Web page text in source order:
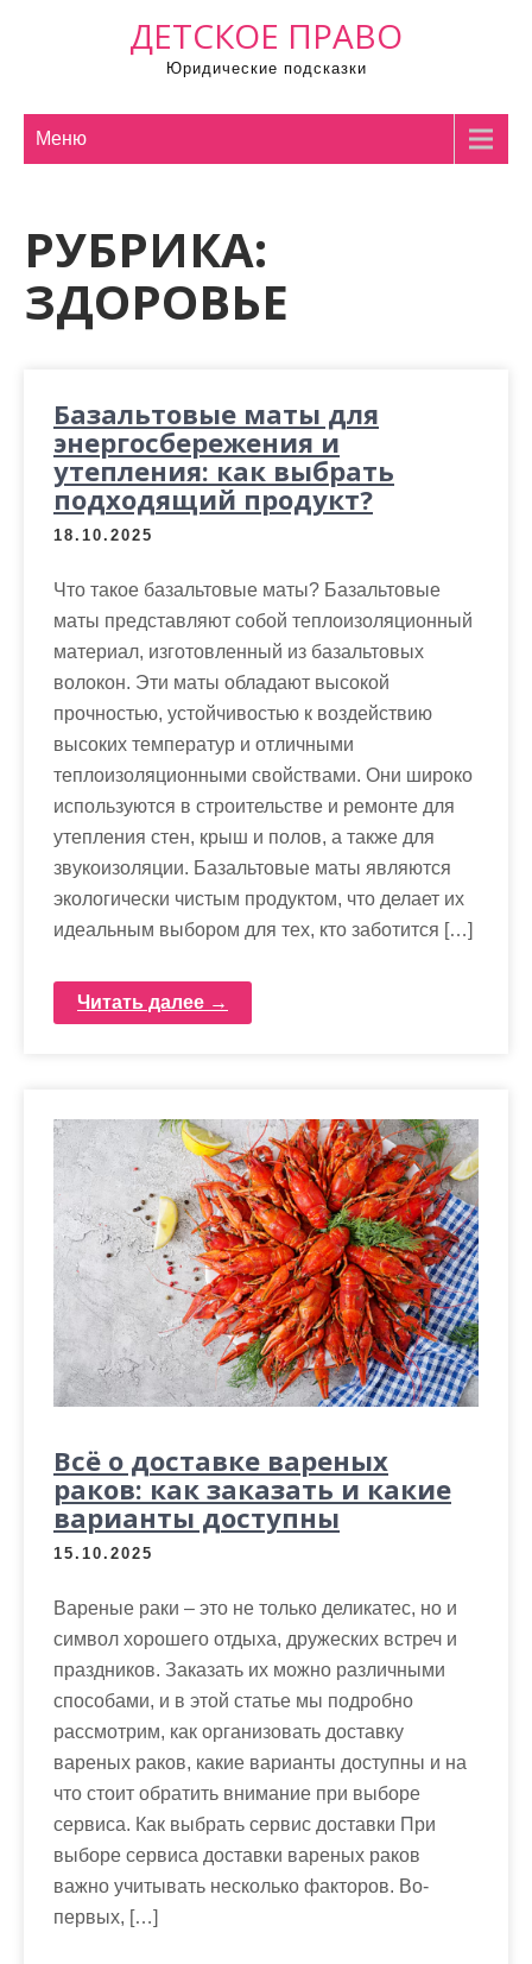
ДЕТСКОЕ ПРАВО
Юридические подсказки
Меню
РУБРИКА:
ЗДОРОВЬЕ
Базальтовые маты для
энергосбережения и
утепления: как выбрать
подходящий продукт?
18.10.2025
Что такое базальтовые маты? Базальтовые
маты представляют собой теплоизоляционный
материал, изготовленный из базальтовых
волокон. Эти маты обладают высокой
прочностью, устойчивостью к воздействию
высоких температур и отличными
теплоизоляционными свойствами. Они широко
используются в строительстве и ремонте для
утепления стен, крыш и полов, а также для
звукоизоляции. Базальтовые маты являются
экологически чистым продуктом, что делает их
идеальным выбором для тех, кто заботится […]
Читать далее →
Всё о доставке вареных
раков: как заказать и какие
варианты доступны
15.10.2025
Вареные раки – это не только деликатес, но и
символ хорошего отдыха, дружеских встреч и
праздников. Заказать их можно различными
способами, и в этой статье мы подробно
рассмотрим, как организовать доставку
вареных раков, какие варианты доступны и на
что стоит обратить внимание при выборе
сервиса. Как выбрать сервис доставки При
выборе сервиса доставки вареных раков
важно учитывать несколько факторов. Во-
первых, […]